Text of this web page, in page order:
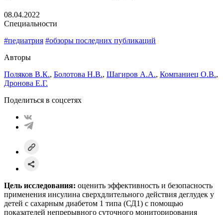
08.04.2022
Специальности
#педиатрия #обзоры последних публикаций
Авторы
Поляков В.К., Болотова Н.В., Шагиров А.А., Компаниец О.В.,
Дронова Е.Г.
Поделиться в соцсетях
Цель исследования: оценить эффективность и безопасность
применения инсулина сверхдлительного действия деглудек у
детей с сахарным диабетом 1 типа (СД1) с помощью
показателей непрерывного суточного мониторирования